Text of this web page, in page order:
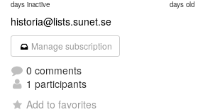
days inactive days old
historia@lists.sunet.se
Manage subscription
0 comments
1 participants
Add to favorites